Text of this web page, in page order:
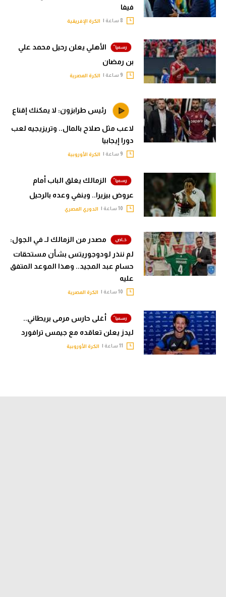
فيفا
الكرة الإفريقية
الأهلي يعلن رحيل محمد علي
بن رمضان
الكرة المصرية
رئيس طرابزون: لا يمكنك إقناع
لاعب مثل صلاح بالمال.. وتريزيجيه لعب
دورا إيجابيا
الكرة الأوروبية
الزمالك يغلق الباب أمام
عروض بيزيرا.. وينفي وعده بالرحيل
الدوري المصري
مصدر من الزمالك لـ في الجول:
لم ننذر لودوجوريتس بشأن مستحقات
حسام عبد المجيد.. وهذا الموعد المتفق
عليه
الكرة المصرية
أغلى حارس مرمى بريطاني..
ليدز يعلن تعاقده مع جيمس ترافورد
الكرة الأوروبية